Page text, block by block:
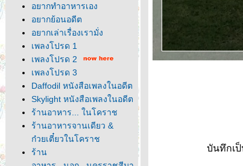
อยากทำอาหารเอง
อยากย้อนอดีต
อยากเล่าเรื่องเรามั่ง
เพลงโปรด 1
เพลงโปรด 2
เพลงโปรด 3
Daffodil หนังสือเพลงในอดีต
Skylight หนังสือเพลงในอดีต
ร้านอาหาร... ในโคราช
ร้านอาหารจานเดียว &
ก๋วยเตี๋ยวในโคราช
ร้าน
บันทึกเป็